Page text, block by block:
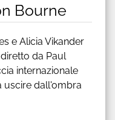
Bourne
e Alicia Vikander
da Paul
internazionale
uscire dall'ombra